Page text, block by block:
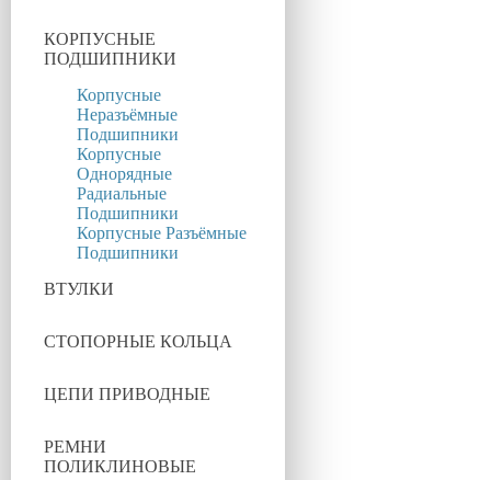
КОРПУСНЫЕ
ПОДШИПНИКИ
Корпусные
Неразъёмные
Подшипники
Корпусные
Однорядные
Радиальные
Подшипники
Корпусные Разъёмные
Подшипники
ВТУЛКИ
СТОПОРНЫЕ КОЛЬЦА
ЦЕПИ ПРИВОДНЫЕ
РЕМНИ
ПОЛИКЛИНОВЫЕ